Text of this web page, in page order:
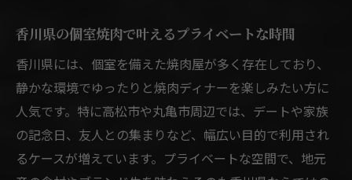
香川県の個室焼肉で叶えるプライベートな時間
香川県には、個室を備えた焼肉屋が多く存在しており、
静かな環境でゆったりと焼肉ディナーを楽しみたい方に
人気です。特に高松市や丸亀市周辺では、デートや家族
の記念日、友人との集まりなど、幅広い目的で利用され
るケースが増えています。プライベートな空間で、地元